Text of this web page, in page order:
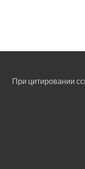
При цитировании